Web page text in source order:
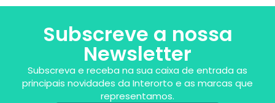
Subscreve a nossa
Newsletter
Subscreva e receba na sua caixa de entrada as
principais novidades da Interorto e as marcas que
representamos.